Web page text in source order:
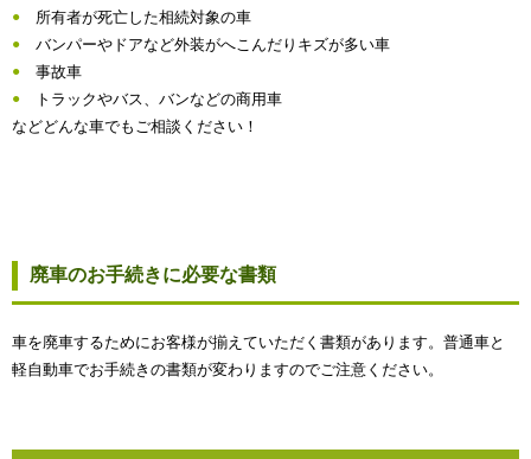
所有者が死亡した相続対象の車
バンパーやドアなど外装がへこんだりキズが多い車
事故車
トラックやバス、バンなどの商用車
などどんな車でもご相談ください！
廃車のお手続きに必要な書類
車を廃車するためにお客様が揃えていただく書類があります。普通車と
軽自動車でお手続きの書類が変わりますのでご注意ください。